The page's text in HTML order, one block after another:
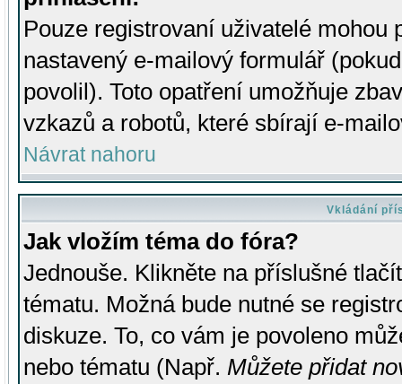
Pouze registrovaní uživatelé mohou
nastavený e-mailový formulář
povolil). Toto opatření umožňuje
vzkazů a robotů, které sbírají e-
Návrat nahoru
Vkládání
Jak vložím téma do fóra?
Jednouše. Klikněte na příslušné
tématu. Možná bude nutné se
diskuze. To, co vám je povoleno
nebo tématu (Např. Můžete přidat